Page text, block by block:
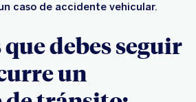
caso de accidente vehicular.
que debes seguir
un